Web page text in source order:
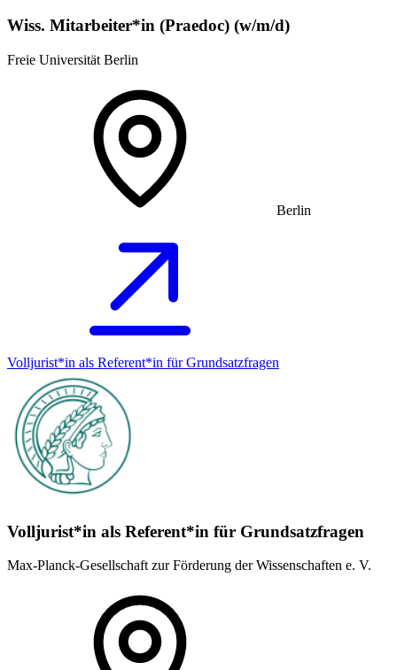
Wiss. Mitarbeiter*in (Praedoc) (w/m/d)
Freie Universität Berlin
Berlin
Volljurist*in als Referent*in für Grundsatz­fragen
Volljurist*in als Referent*in für Grundsatz­fragen
Max-Planck-Gesellschaft zur Förderung der Wissenschaften e. V.